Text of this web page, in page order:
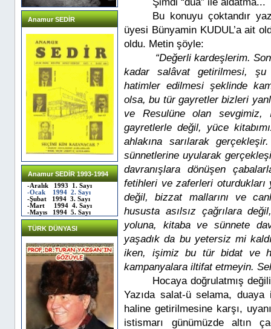
Anamur SEDİR
Anamur SEDİR 1993-1994
-Aralık 1993 1. Sayı
-Ocak 1994 2. Sayı
-Şubat 1994 3. Sayı
-Mart 1994 4. Sayı
-Mayıs 1994 5. Sayı
TÜRK DÜNYASI
Bu konuyu çoktandır
üyesi Bünyamin KUDUL’a ait
oldu. Metin şöyle:
“Değerli kardeşlerim.
kadar salâvat getirilmesi, şu
hatimler edilmesi şeklinde
olsa, bu tür gayretler bizleri
ve Resulüne olan sevgimiz,
gayretlerle değil, yüce
ahlakına sarılarak
sünnetlerine uyularak
davranışlara dönüşen
fetihleri ve zaferleri
değil, bizzat mallarını ve
hususta asılsız çağrılara
yoluna, kitaba ve sünnete
yaşadık da bu yetersiz mi
iken, işimiz bu tür bidat ve
kampanyalara iltifat etmeyin.
Hocaya doğrulatmış
Yazıda salat-ü selama,
haline getirilmesine karşı,
istismarı günümüzde altın